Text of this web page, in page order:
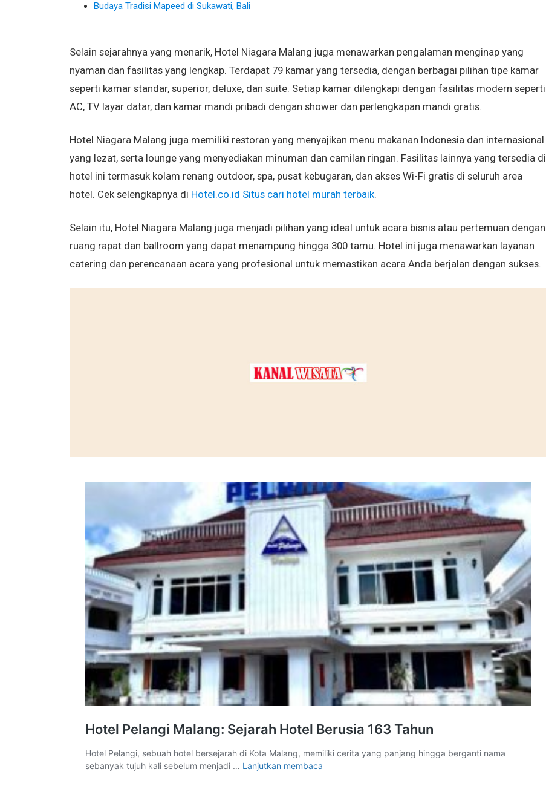
Budaya Tradisi Mapeed di Sukawati, Bali
Selain sejarahnya yang menarik, Hotel Niagara Malang juga menawarkan pengalaman menginap yang
nyaman dan fasilitas yang lengkap. Terdapat 79 kamar yang tersedia, dengan berbagai pilihan tipe kamar
seperti kamar standar, superior, deluxe, dan suite. Setiap kamar dilengkapi dengan fasilitas modern seperti
AC, TV layar datar, dan kamar mandi pribadi dengan shower dan perlengkapan mandi gratis.
Hotel Niagara Malang juga memiliki restoran yang menyajikan menu makanan Indonesia dan internasional
yang lezat, serta lounge yang menyediakan minuman dan camilan ringan. Fasilitas lainnya yang tersedia di
hotel ini termasuk kolam renang outdoor, spa, pusat kebugaran, dan akses Wi-Fi gratis di seluruh area
hotel. Cek selengkapnya di Hotel.co.id Situs cari hotel murah terbaik.
Selain itu, Hotel Niagara Malang juga menjadi pilihan yang ideal untuk acara bisnis atau pertemuan dengan
ruang rapat dan ballroom yang dapat menampung hingga 300 tamu. Hotel ini juga menawarkan layanan
catering dan perencanaan acara yang profesional untuk memastikan acara Anda berjalan dengan sukses.